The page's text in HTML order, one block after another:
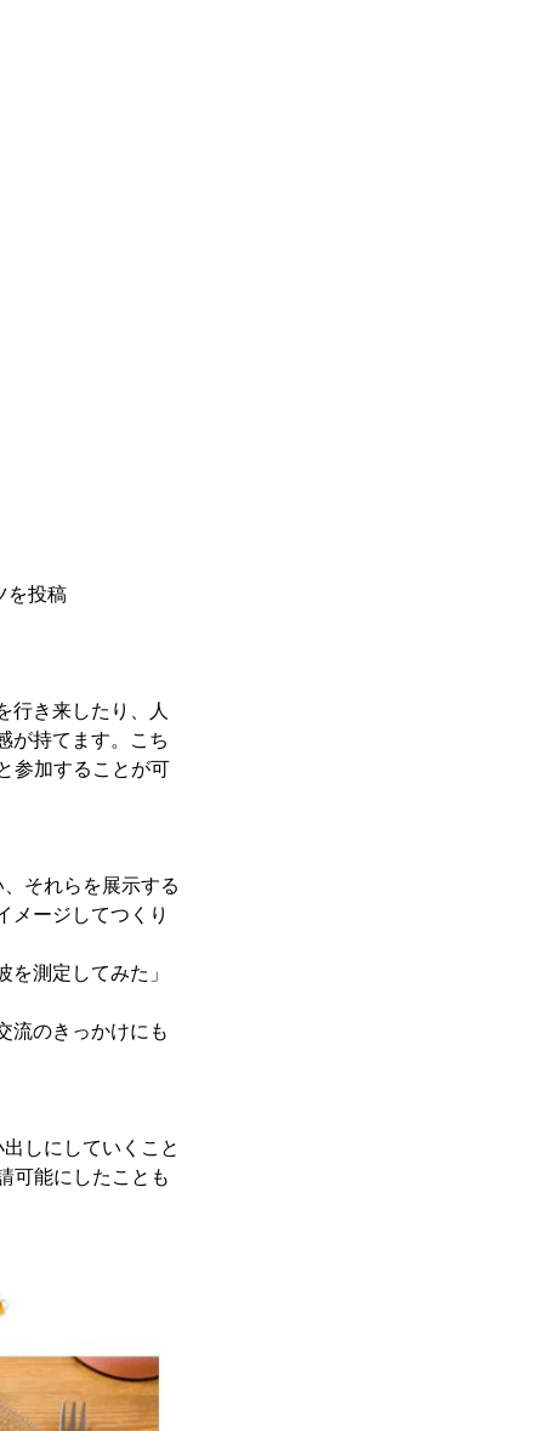
を投稿
行き来したり、人
が持てます。こち
参加することが可
それらを展示する
メージしてつくり
測定してみた」
流のきっかけにも
しにしていくこと
可能にしたことも